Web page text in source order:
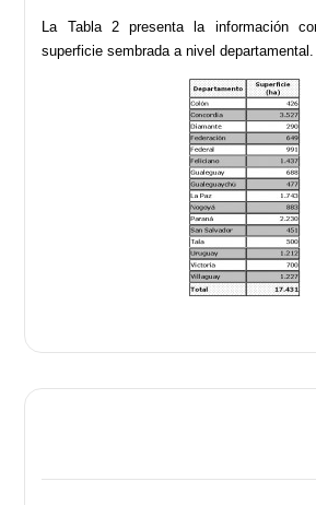
La Tabla 2 presenta la información
superficie sembrada a nivel departamental.